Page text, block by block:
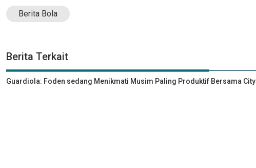
Berita Bola
Berita Terkait
Guardiola: Foden sedang Menikmati Musim Paling Produktif Bersama City